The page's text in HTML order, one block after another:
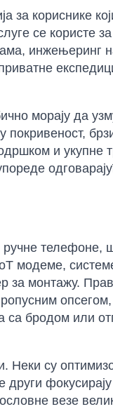
за кориснике
се користе
инжењеринг
морају да
и укупне
телефоне,
модеме,
за монтажу.
са бродом или
Неки су
други
везе